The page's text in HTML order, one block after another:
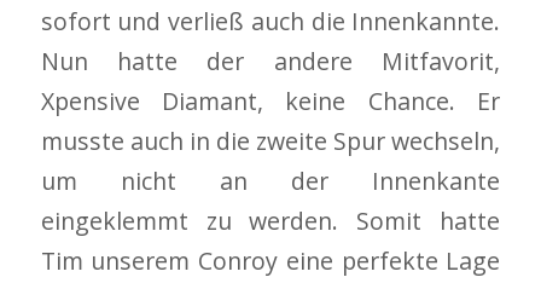
sofort und verließ auch die Innenkannte.
Nun hatte der andere Mitfavorit,
Xpensive Diamant, keine Chance. Er
musste auch in die zweite Spur wechseln,
um nicht an der Innenkante
eingeklemmt zu werden. Somit hatte
Tim unserem Conroy eine perfekte Lage